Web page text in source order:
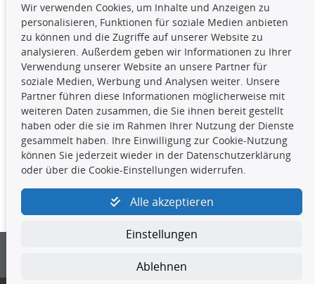
Die hier angezeigten Daten,
insbesondere die gesamte Datenbank,
dürfen nicht kopiert werden. Es ist zu
unterlassen, die Daten oder die gesamte Datenbank ohne
vorherige Zustimmung TecDocs zu vervielfältigen, zu
verbreiten und/oder diese Handlungen durch Dritte ausführen
zu lassen. Ein Zuwiderhandeln stellt eine
Urheberrechtsverletzung dar und wird verfolgt.
Kontakt
kundenservice@4yourcar.de
Wir verwenden Cookies, um Inhalte und Anzeigen zu
personalisieren, Funktionen für soziale Medien anbieten
zu können und die Zugriffe auf unserer Website zu
analysieren. Außerdem geben wir Informationen zu Ihrer
Verwendung unserer Website an unsere Partner für
soziale Medien, Werbung und Analysen weiter. Unsere
Partner führen diese Informationen möglicherweise mit
weiteren Daten zusammen, die Sie ihnen bereit gestellt
haben oder die sie im Rahmen Ihrer Nutzung der Dienste
gesammelt haben. Ihre Einwilligung zur Cookie-Nutzung
können Sie jederzeit wieder in der Datenschutzerklärung
oder über die Cookie-Einstellungen widerrufen.
Alle akzeptieren
Einstellungen
Ablehnen